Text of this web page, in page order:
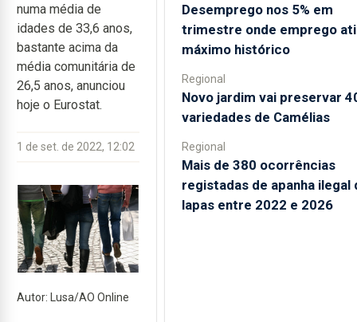
numa média de
idades de 33,6 anos,
bastante acima da
média comunitária de
26,5 anos, anunciou
hoje o Eurostat.
1 de set. de 2022, 12:02
Autor: Lusa/AO Online
Desemprego nos 5% em
trimestre onde emprego
máximo histórico
Regional
Novo jardim vai preservar
variedades de Camélias
Regional
Mais de 380 ocorrências
registadas de apanha ilegal
lapas entre 2022 e 2026